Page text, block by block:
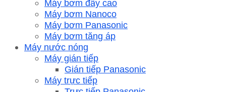
Máy bơm đẩy cao
Máy bơm Nanoco
Máy bơm Panasonic
Máy bơm tăng áp
Máy nước nóng
Máy gián tiếp
Gián tiếp Panasonic
Máy trực tiếp